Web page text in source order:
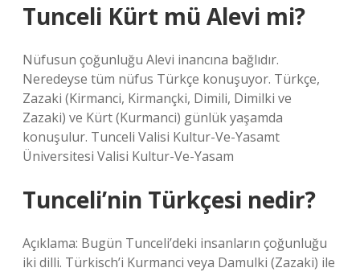
Tunceli Kürt mü Alevi mi?
Nüfusun çoğunluğu Alevi inancına bağlıdır.
Neredeyse tüm nüfus Türkçe konuşuyor. Türkçe,
Zazaki (Kirmanci, Kirmançki, Dimili, Dimilki ve
Zazaki) ve Kürt (Kurmanci) günlük yaşamda
konuşulur. Tunceli Valisi Kultur-Ve-Yasamt
Üniversitesi Valisi Kultur-Ve-Yasam
Tunceli’nin Türkçesi nedir?
Açıklama: Bugün Tunceli’deki insanların çoğunluğu
iki dilli. Türkisch’i Kurmanci veya Damulki (Zazaki) ile